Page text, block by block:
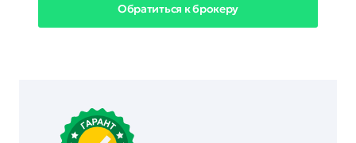
Обратиться к брокеру